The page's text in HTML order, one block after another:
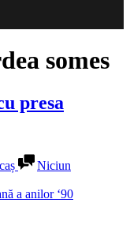
somes
presa
Niciun